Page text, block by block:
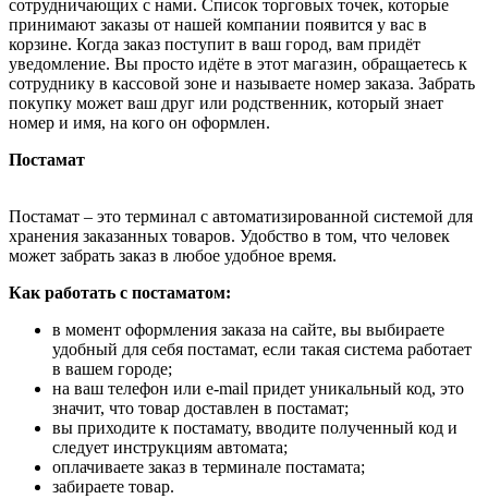
сотрудничающих с нами. Список торговых точек, которые
принимают заказы от нашей компании появится у вас в
корзине. Когда заказ поступит в ваш город, вам придёт
уведомление. Вы просто идёте в этот магазин, обращаетесь к
сотруднику в кассовой зоне и называете номер заказа. Забрать
покупку может ваш друг или родственник, который знает
номер и имя, на кого он оформлен.
Постамат
Постамат – это терминал с автоматизированной системой для
хранения заказанных товаров. Удобство в том, что человек
может забрать заказ в любое удобное время.
Как работать с постаматом:
в момент оформления заказа на сайте, вы выбираете
удобный для себя постамат, если такая система работает
в вашем городе;
на ваш телефон или e-mail придет уникальный код, это
значит, что товар доставлен в постамат;
вы приходите к постамату, вводите полученный код и
следует инструкциям автомата;
оплачиваете заказ в терминале постамата;
забираете товар.